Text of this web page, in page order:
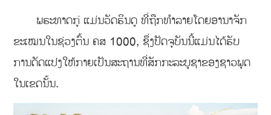
ພຣະທາດກູ່ ແມ່ນວັດຮິນດູ ທີ່ຖືກທໍາລາຍໂດຍອານາຈັກ
ຂະເໝນໃນຊ່ວງຕົ້ນ ຄສ 1000, ຊຶ່ງປັດຈຸບັນນີ້ແມ່ນໄດ້ຮັບ
ການດັດແປງໃຫ້ກາຍເປັນສະຖານທີ່ສັກກະລະບູຊາຂອງຊາວພຸດ
ໃນເຂດນັ້ນ.